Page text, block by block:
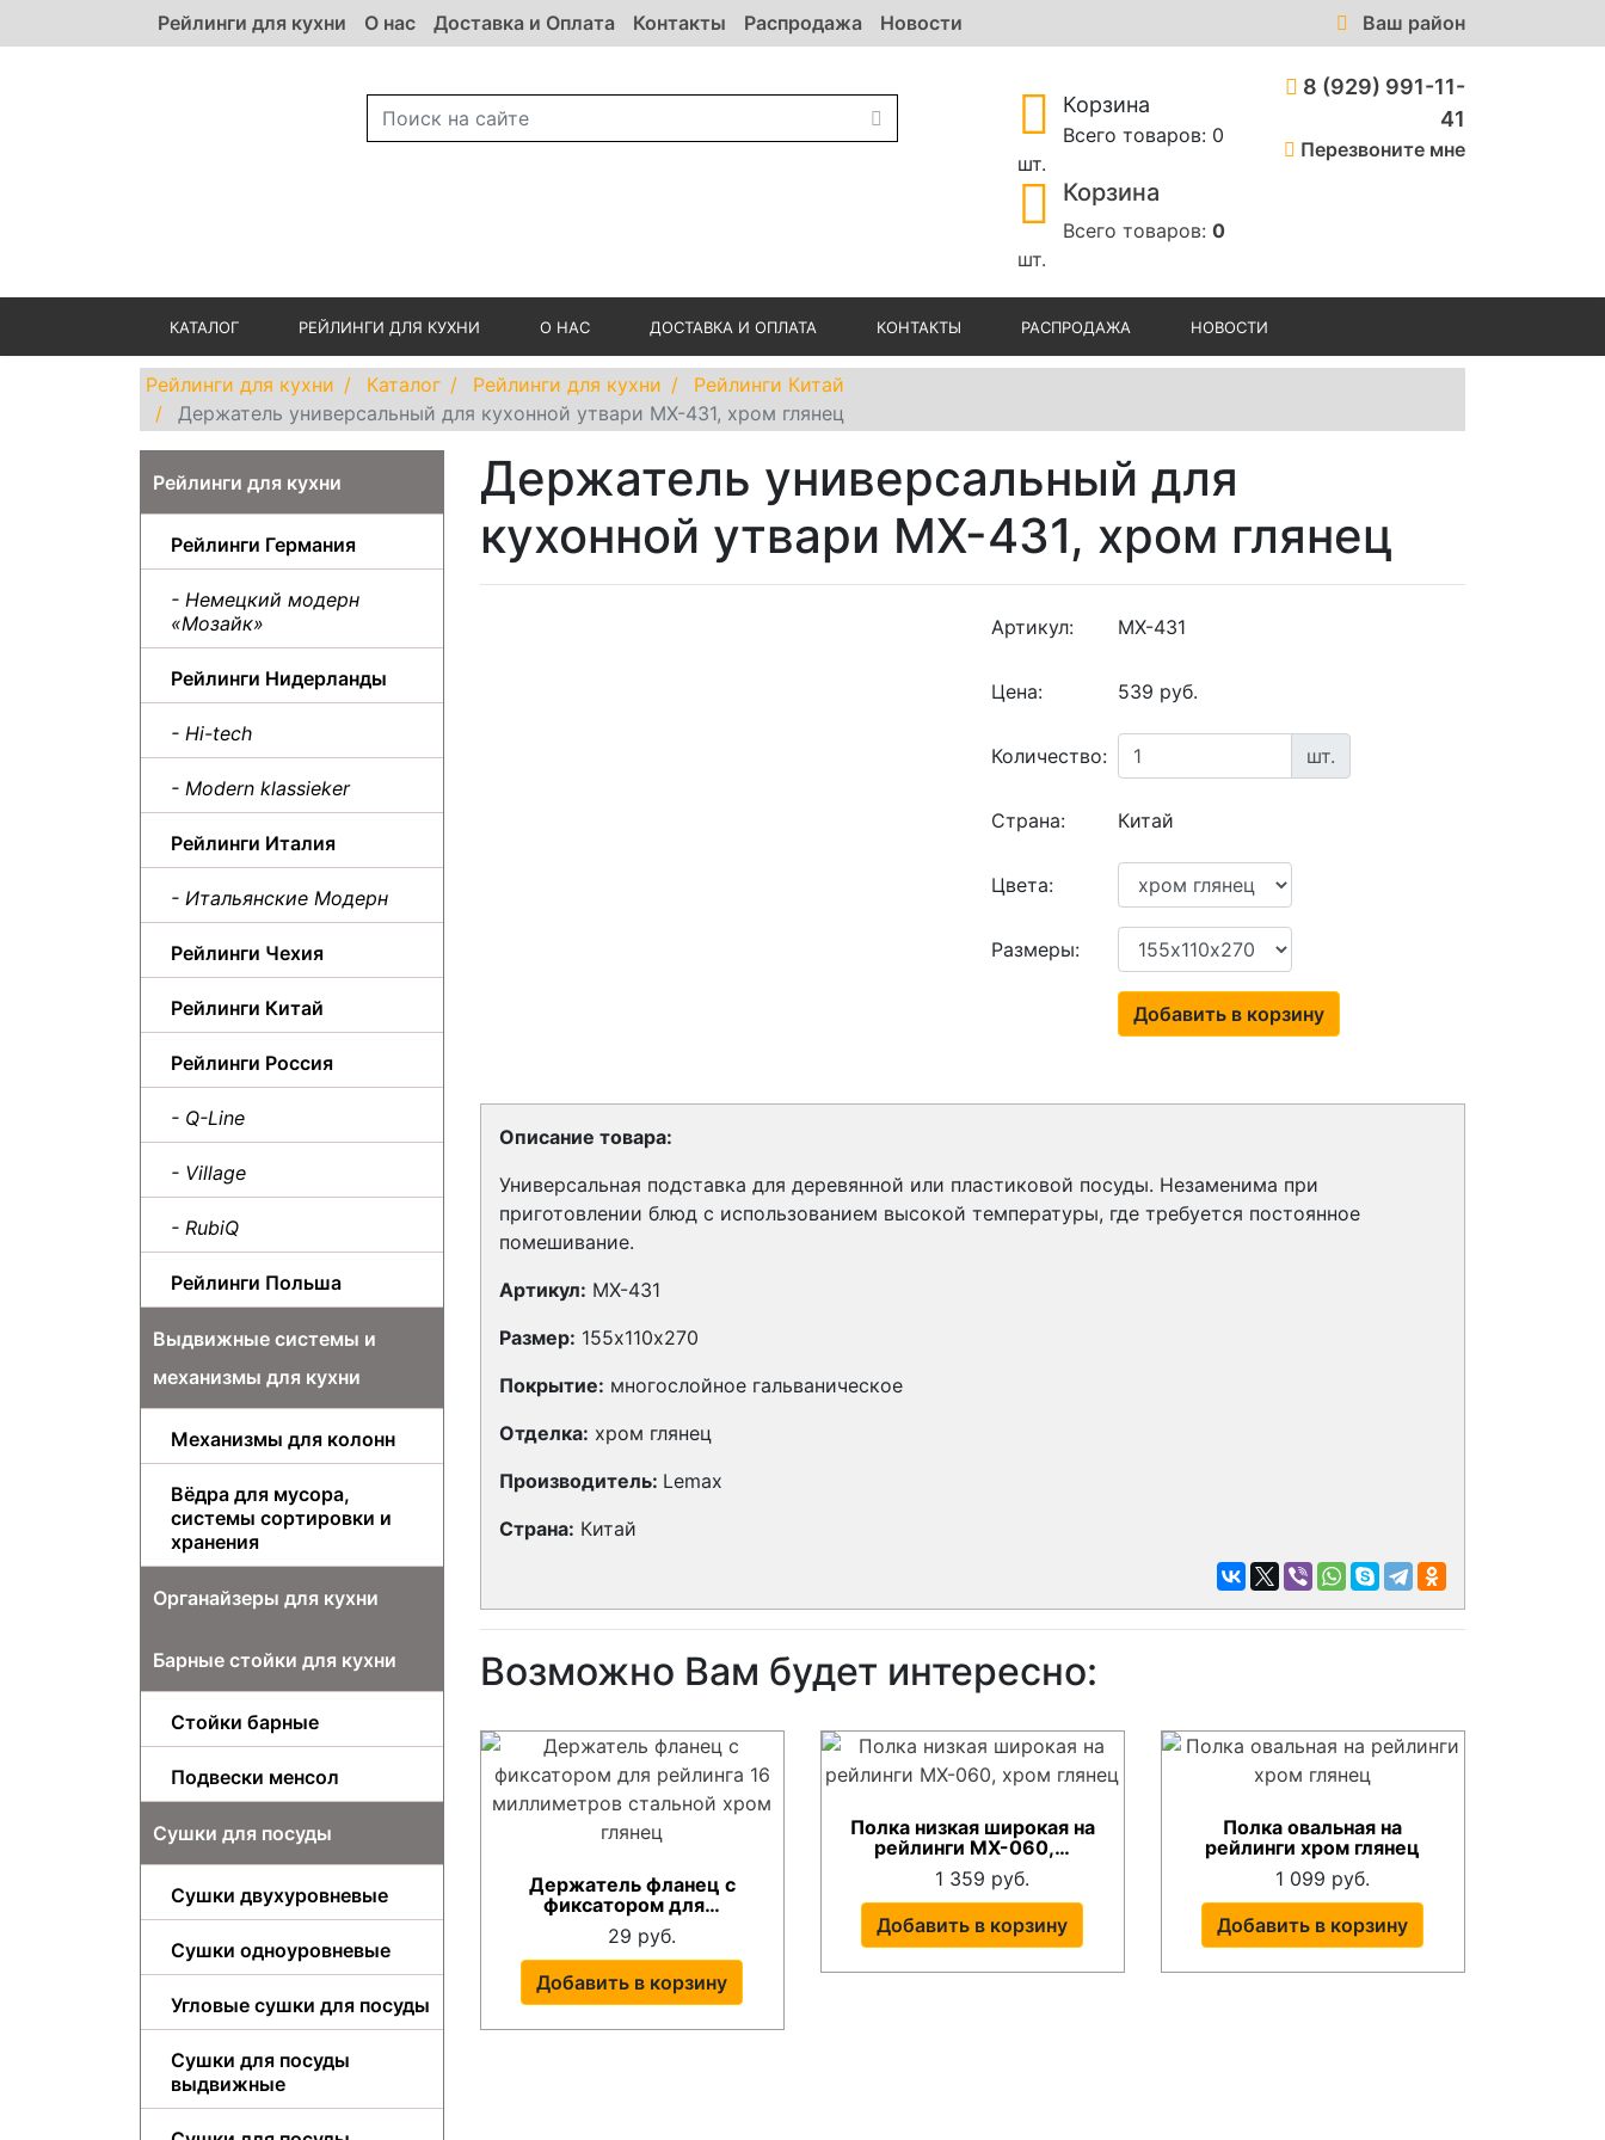
Рейлинги для кухни О нас Доставка и Оплата Контакты Распродажа Новости Ваш район
Корзина
Всего товаров: 0
шт.
Корзина
Всего товаров: 0
шт.
8 (929) 991-11-
41
Перезвоните мне
КАТАЛОГ РЕЙЛИНГИ ДЛЯ КУХНИ О НАС ДОСТАВКА И ОПЛАТА КОНТАКТЫ РАСПРОДАЖА НОВОСТИ
Рейлинги для кухни Каталог Рейлинги для кухни
Рейлинги Китай
Держатель универсальный для кухонной утвари MX-431, хром глянец
Рейлинги для кухни
Рейлинги Германия
- Немецкий модерн
«Мозайк»
Рейлинги Нидерланды
- Hi-tech
- Modern klassieker
Рейлинги Италия
- Итальянские Модерн
Рейлинги Чехия
Рейлинги Китай
Рейлинги Россия
- Q-Line
- Village
- RubiQ
Рейлинги Польша
Выдвижные системы и
механизмы для кухни
Механизмы для колонн
Вёдра для мусора,
системы сортировки и
хранения
Органайзеры для кухни
Барные стойки для кухни
Стойки барные
Подвески менсол
Сушки для посуды
Сушки двухуровневые
Сушки одноуровневые
Угловые сушки для посуды
Сушки для посуды
выдвижные
Держатель универсальный для
кухонной утвари MX-431, хром глянец
Артикул: MX-431
Цена: 539 руб.
Количество: шт.
Страна: Китай
Цвета:
Размеры:
Добавить в корзину
Описание товара:
Универсальная подставка для деревянной или пластиковой посуды. Незаменима при
приготовлении блюд с использованием высокой температуры, где требуется постоянное
помешивание.
Артикул: MX-431
Размер: 155х110х270
Покрытие: многослойное гальваническое
Отделка: хром глянец
Производитель: Lemax
Страна: Китай
Возможно Вам будет интересно:
Держатель фланец с
фиксатором для…
29 руб.
Добавить в корзину
Полка низкая широкая на
рейлинги MX-060,…
1 359 руб.
Добавить в корзину
Полка овальная на
рейлинги хром глянец
1 099 руб.
Добавить в корзину